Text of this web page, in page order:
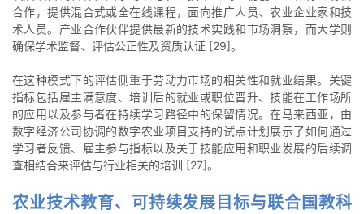
合作，提供混合式或全在线课程，面向推广人员、农业企业家和技
术人员。产业合作伙伴提供最新的技术实践和市场洞察，而大学则
确保学术监督、评估公正性及资质认证 [29]。
在这种模式下的评估侧重于劳动力市场的相关性和就业结果。关键
指标包括雇主满意度、培训后的就业或职位晋升、技能在工作场所
的应用以及参与者在持续学习路径中的保留情况。在马来西亚，由
数字经济公司协调的数字农业项目支持的试点计划展示了如何通过
学习者反馈、雇主参与指标以及关于技能应用和职业发展的后续调
查相结合来评估与行业相关的培训 [27]。
农业技术教育、可持续发展目标与联合国教科